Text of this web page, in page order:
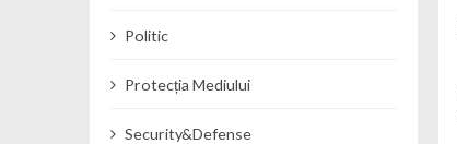
Politic
Protecția Mediului
Security&Defense